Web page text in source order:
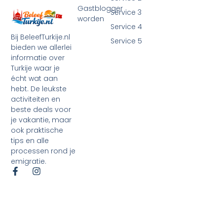
Bij BeleefTurkije.nl
bieden we allerlei
informatie over
Turkije waar je
écht wat aan
hebt. De leukste
activiteiten en
beste deals voor
je vakantie, maar
ook praktische
tips en alle
processen rond je
emigratie.
Service 3
Service 4
Service 5
Gastblogger
worden